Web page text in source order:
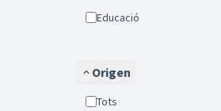
Educació
Origen
Tots